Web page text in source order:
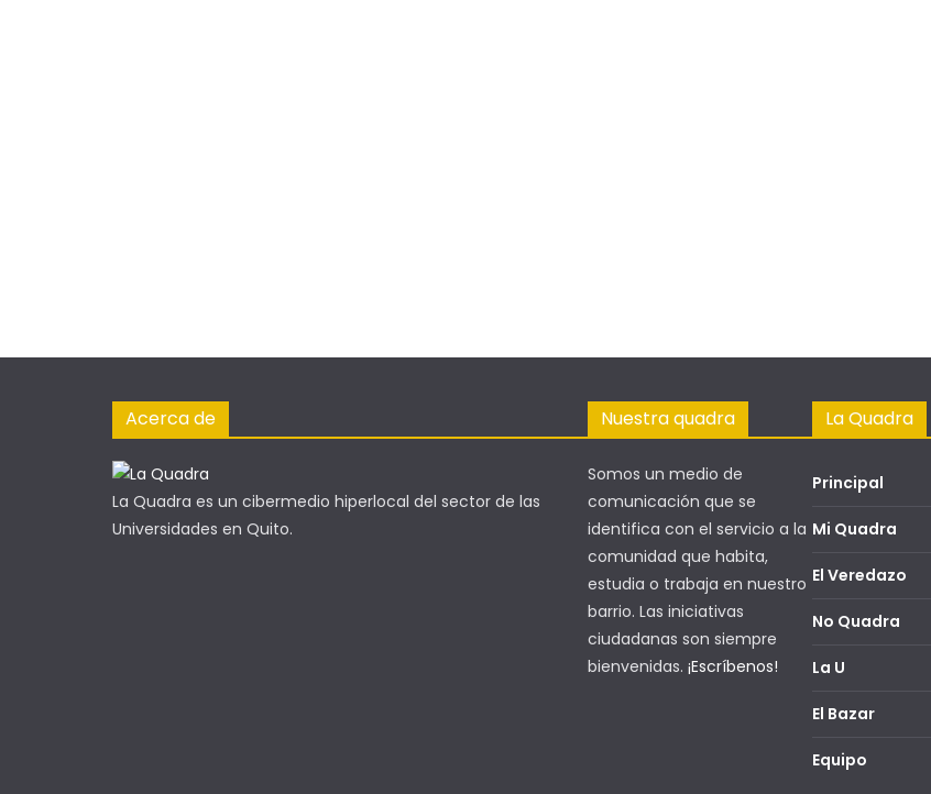
Acerca de
La Quadra es un cibermedio hiperlocal del sector de las
Universidades en Quito.
Nuestra quadra
Somos un medio de
comunicación que se
identifica con el servicio a la
comunidad que habita,
estudia o trabaja en nuestro
barrio. Las iniciativas
ciudadanas son siempre
bienvenidas. ¡Escríbenos!
La Quadra
Principal
Mi Quadra
El Veredazo
No Quadra
La U
El Bazar
Equipo